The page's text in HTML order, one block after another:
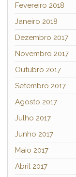
Fevereiro 2018
Janeiro 2018
Dezembro 2017
Novembro 2017
Outubro 2017
Setembro 2017
Agosto 2017
Julho 2017
Junho 2017
Maio 2017
Abril 2017